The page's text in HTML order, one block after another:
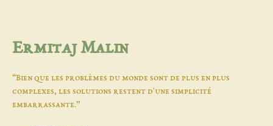
Ermitaj Malin
“Bien que les problèmes du monde sont de plus en plus
complexes, les solutions restent d'une simplicité
embarrassante.”